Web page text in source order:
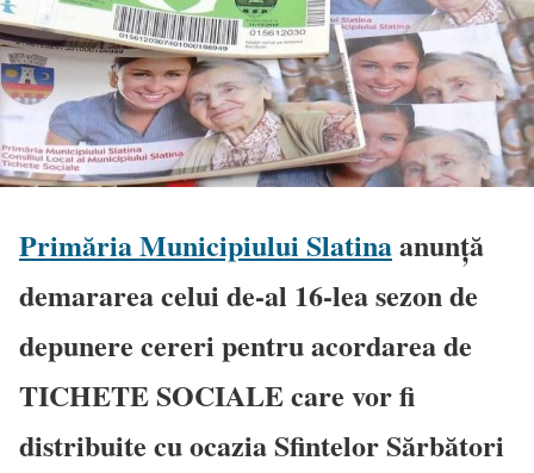
Primăria Municipiului Slatinaanunță
demararea celui de-al 16-lea sezon de
depunere cereri pentru acordarea de
TICHETE SOCIALE care vor fi
distribuite cu ocazia Sfintelor Sărbători